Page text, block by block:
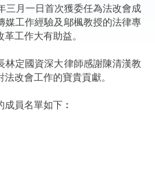
月一日首次獲委任為法改會成
媒工作經驗及鄔楓教授的法律專
工作大有助益。
定國資深大律師感謝陳清漢教
改會工作的寶貴貢獻。
員名單如下︰